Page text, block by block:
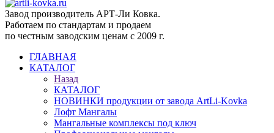
Завод производитель АРТ-Ли Ковка.
Работаем по стандартам и продаем
по честным заводским ценам с 2009 г.
ГЛАВНАЯ
КАТАЛОГ
Назад
КАТАЛОГ
НОВИНКИ продукции от завода ArtLi-Kovka
Лофт Мангалы
Мангальные комплексы под ключ